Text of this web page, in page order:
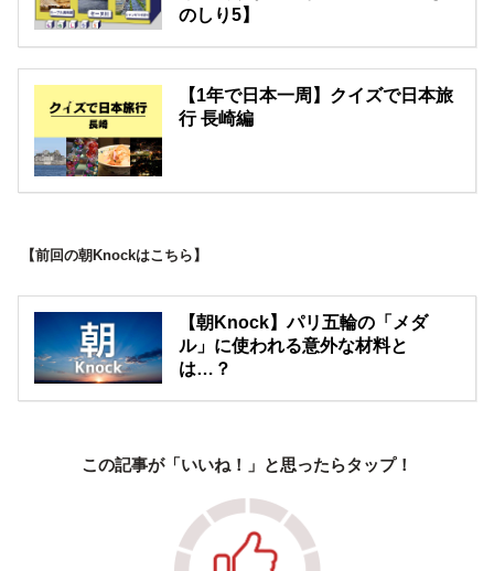
のしり5】
【1年で日本一周】クイズで日本旅
行 長崎編
【前回の朝Knockはこちら】
【朝Knock】パリ五輪の「メダ
ル」に使われる意外な材料と
は…？
この記事が「いいね！」と思ったらタップ！